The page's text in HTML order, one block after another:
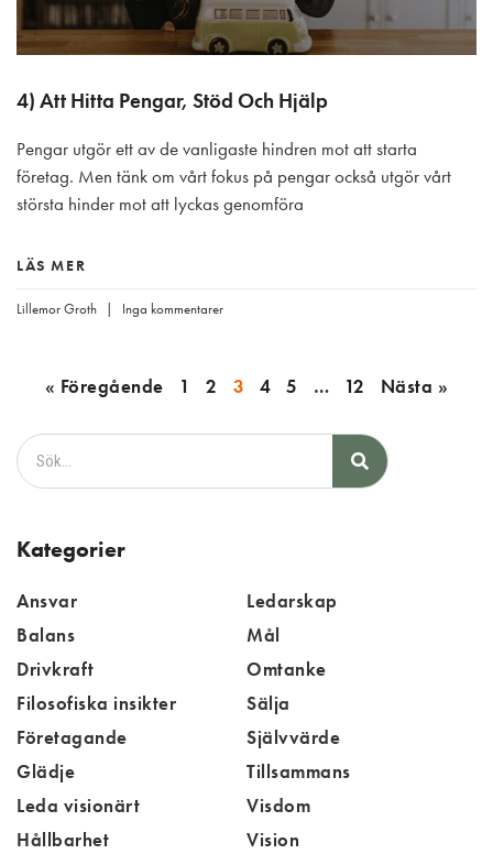
4) Att Hitta Pengar, Stöd Och Hjälp
Pengar utgör ett av de vanligaste hindren mot att starta
företag. Men tänk om vårt fokus på pengar också utgör vårt
största hinder mot att lyckas genomföra
LÄS MER
Lillemor Groth Inga kommentarer
« Föregående 1 2 3 4 5 … 12 Nästa »
Kategorier
Ansvar
Balans
Drivkraft
Filosofiska insikter
Företagande
Glädje
Leda visionärt
Hållbarhet
Ledarskap
Mål
Omtanke
Sälja
Självvärde
Tillsammans
Visdom
Vision